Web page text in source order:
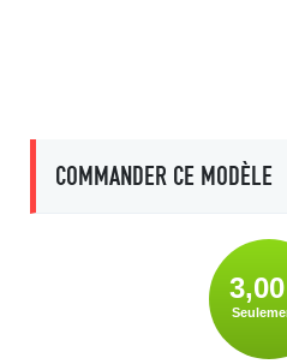
COMMANDER CE MODÈLE